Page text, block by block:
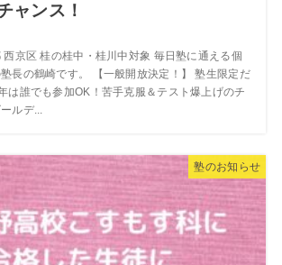
ャンス！
西京区 桂の桂中・桂川中対象 毎日塾に通える個
長の鶴崎です。 【一般開放決定！】 塾生限定だ
は誰でも参加OK！苦手克服＆テスト爆上げのチ
ルデ...
塾のお知らせ